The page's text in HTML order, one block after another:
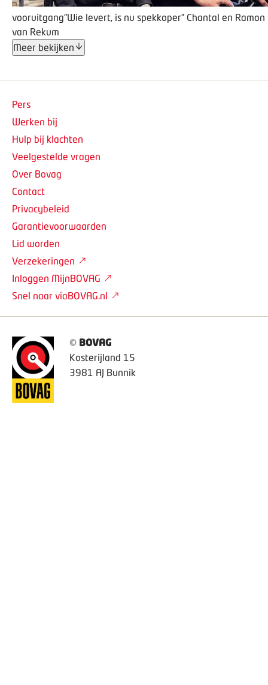
vooruitgang“Wie levert, is nu spekkoper” Chantal en Ramon
van Rekum
Meer bekijken
© BOVAG
Kosterijland 15
3981 AJ Bunnik
Pers
Werken bij
Hulp bij klachten
Veelgestelde vragen
Over Bovag
Contact
Privacybeleid
Garantievoorwaarden
Lid worden
Verzekeringen
Inloggen MijnBOVAG
Snel naar viaBOVAG.nl